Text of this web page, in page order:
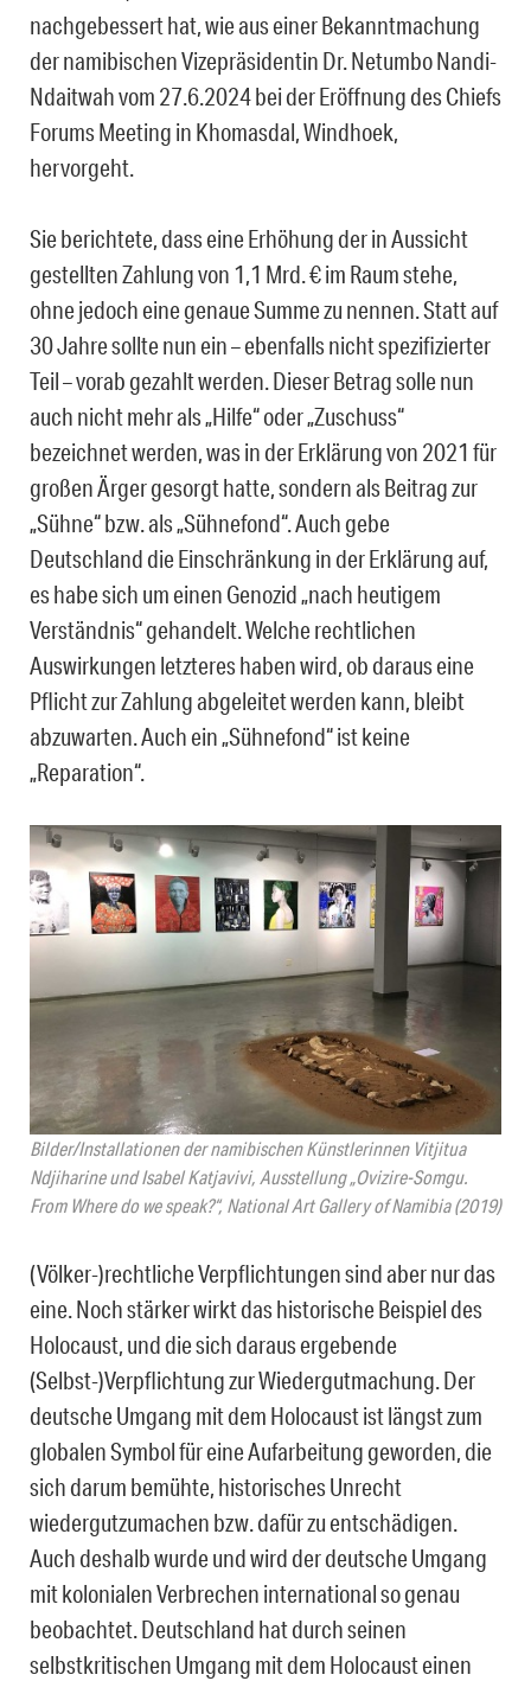
nachgebessert hat, wie aus einer Bekanntmachung
der namibischen Vizepräsidentin Dr. Netumbo Nandi-
Ndaitwah vom 27.6.2024 bei der Eröffnung des Chiefs
Forums Meeting in Khomasdal, Windhoek,
hervorgeht.
Sie berichtete, dass eine Erhöhung der in Aussicht
gestellten Zahlung von 1,1 Mrd. € im Raum stehe,
ohne jedoch eine genaue Summe zu nennen. Statt auf
30 Jahre sollte nun ein – ebenfalls nicht spezifizierter
Teil – vorab gezahlt werden. Dieser Betrag solle nun
auch nicht mehr als „Hilfe“ oder „Zuschuss“
bezeichnet werden, was in der Erklärung von 2021 für
großen Ärger gesorgt hatte, sondern als Beitrag zur
„Sühne“ bzw. als „Sühnefond“. Auch gebe
Deutschland die Einschränkung in der Erklärung auf,
es habe sich um einen Genozid „nach heutigem
Verständnis“ gehandelt. Welche rechtlichen
Auswirkungen letzteres haben wird, ob daraus eine
Pflicht zur Zahlung abgeleitet werden kann, bleibt
abzuwarten. Auch ein „Sühnefond“ ist keine
„Reparation“.
Bilder/Installationen der namibischen Künstlerinnen Vitjitua
Ndjiharine und Isabel Katjavivi, Ausstellung „Ovizire-Somgu.
From Where do we speak?“, National Art Gallery of Namibia (2019)
(Völker-)rechtliche Verpflichtungen sind aber nur das
eine. Noch stärker wirkt das historische Beispiel des
Holocaust, und die sich daraus ergebende
(Selbst-)Verpflichtung zur Wiedergutmachung. Der
deutsche Umgang mit dem Holocaust ist längst zum
globalen Symbol für eine Aufarbeitung geworden, die
sich darum bemühte, historisches Unrecht
wiedergutzumachen bzw. dafür zu entschädigen.
Auch deshalb wurde und wird der deutsche Umgang
mit kolonialen Verbrechen international so genau
beobachtet. Deutschland hat durch seinen
selbstkritischen Umgang mit dem Holocaust einen